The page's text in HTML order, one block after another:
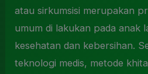
atau sirkumsisi merupakan
umum di lakukan pada anak
kesehatan dan kebersihan.
teknologi medis, metode